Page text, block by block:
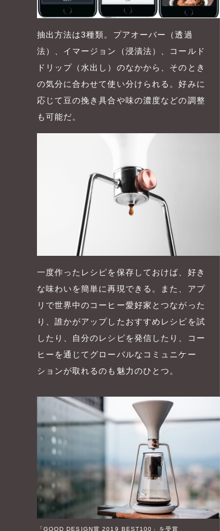
抽出方法は3種類。プアオーバー（透過
法）、イマージョン（浸漬法）、コールド
ドリップ（水出し）のなかから、そのとき
の気分に合わせて使い分けられる。好みに
応じて豆の挽き具合や味の濃度などの調整
も可能だ。
一度作ったレシピを保存しておけば、好き
な味わいを簡単に再現できる。また、アプ
リで世界中のコーヒー愛好家とつながった
り、誰かがアップしたおすすめレシピを試
したり、自分のレシピを発信したり、コー
ヒーを通じてグローバルなコミュニケー
ションが取れるのも魅力のひとつ。
「GOOD DESIGN賞 2019 BEST100」を受賞